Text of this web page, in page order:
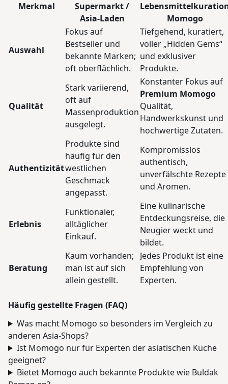
Merkmal
Supermarkt /
Asia-Laden
Momogo
Auswahl
Fokus auf
Bestseller und
bekannte Marken;
oft oberflächlich.
Tiefgehend, kuratiert,
voller „Hidden Gems“
und exklusiver
Produkte.
Qualität
Stark variierend,
oft auf
Massenproduktion
ausgelegt.
Konstanter Fokus auf
Premium Momogo
Qualität,
Handwerkskunst und
hochwertige Zutaten.
Authentizität
Produkte sind
häufig für den
westlichen
Geschmack
angepasst.
Kompromisslos
authentisch,
unverfälschte Rezepte
und Aromen.
Erlebnis
Funktionaler,
alltäglicher
Einkauf.
Eine kulinarische
Entdeckungsreise, die
Neugier weckt und
bildet.
Beratung
Kaum vorhanden;
man ist auf sich
allein gestellt.
Jedes Produkt ist eine
Empfehlung von
Experten.
Häufig gestellte Fragen (FAQ)
Was macht Momogo so besonders im Vergleich zu
anderen Asia-Shops?
Ist Momogo nur für Experten der asiatischen Küche
geeignet?
Bietet Momogo auch bekannte Produkte wie Buldak